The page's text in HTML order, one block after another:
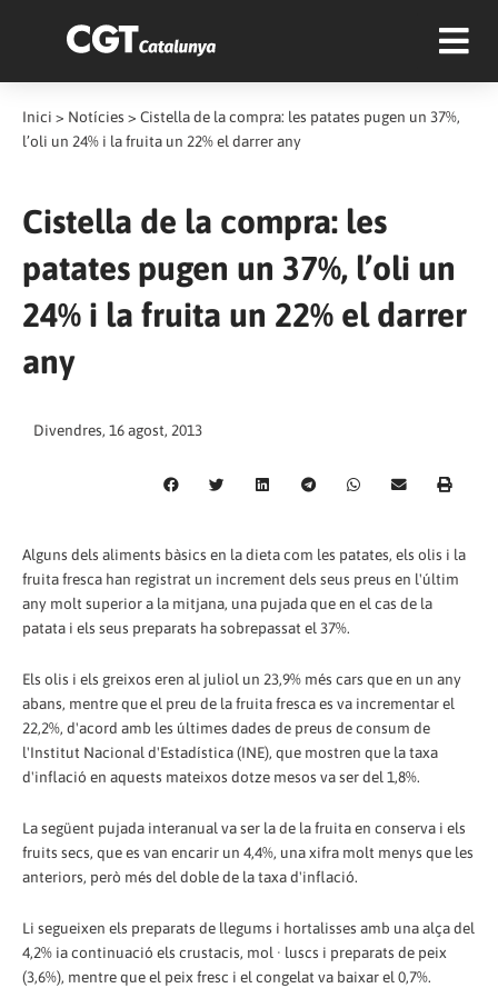
Inici > Notícies > Cistella de la compra: les patates pugen un 37%,
l’oli un 24% i la fruita un 22% el darrer any
Cistella de la compra: les
patates pugen un 37%, l’oli un
24% i la fruita un 22% el darrer
any
Divendres, 16 agost, 2013
Alguns dels aliments bàsics en la dieta com les patates, els olis i la
fruita fresca han registrat un increment dels seus preus en l'últim
any molt superior a la mitjana, una pujada que en el cas de la
patata i els seus preparats ha sobrepassat el 37%.
Els olis i els greixos eren al juliol un 23,9% més cars que en un any
abans, mentre que el preu de la fruita fresca es va incrementar el
22,2%, d'acord amb les últimes dades de preus de consum de
l'Institut Nacional d'Estadística (INE), que mostren que la taxa
d'inflació en aquests mateixos dotze mesos va ser del 1,8%.
La següent pujada interanual va ser la de la fruita en conserva i els
fruits secs, que es van encarir un 4,4%, una xifra molt menys que les
anteriors, però més del doble de la taxa d'inflació.
Li segueixen els preparats de llegums i hortalisses amb una alça del
4,2% ia continuació els crustacis, mol · luscs i preparats de peix
(3,6%), mentre que el peix fresc i el congelat va baixar el 0,7%.